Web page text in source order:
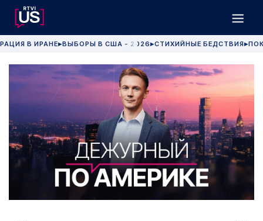
В ИРАНЕ▶ВЫБОРЫ В США - 2026 ▶СТИХИЙНЫЕ БЕДСТВИЯ▶